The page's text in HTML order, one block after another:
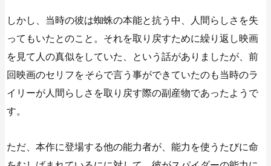
しかし、当時の彼は蜘蛛の本能と抗う中、人間らしさを失
ってもいたとのこと。それを取り戻すために繰り返し映画
を見て人の真似をしていた、という話がありましたが、前
回映画のセリフをそらで言う事ができていたのも当時のラ
イリーが人間らしさを取り戻す際の副産物であったようで
す。
ただ、本作に登場する他の能力者が、能力を使うたびに命